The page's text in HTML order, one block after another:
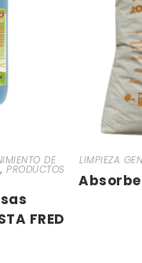
DE
,PRODUCTOS
FRED
LIMPIEZA